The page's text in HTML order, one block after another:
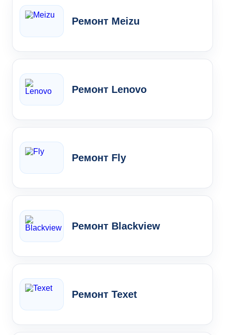
Ремонт Meizu
Ремонт Lenovo
Ремонт Fly
Ремонт Blackview
Ремонт Texet